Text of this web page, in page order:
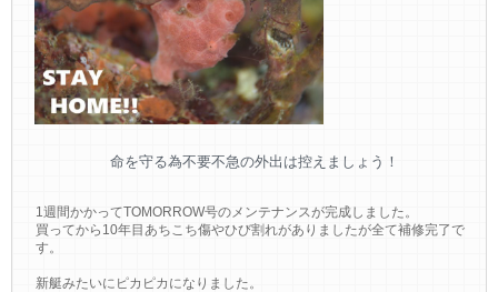
命を守る為不要不急の外出は控えましょう！
1週間かかってTOMORROW号のメンテナンスが完成しました。
買ってから10年目あちこち傷やひび割れがありましたが全て補修完了で
す。
新艇みたいにピカピカになりました。